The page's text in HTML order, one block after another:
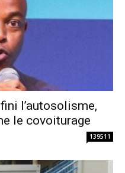
l’autosolisme,
le covoiturage
139511